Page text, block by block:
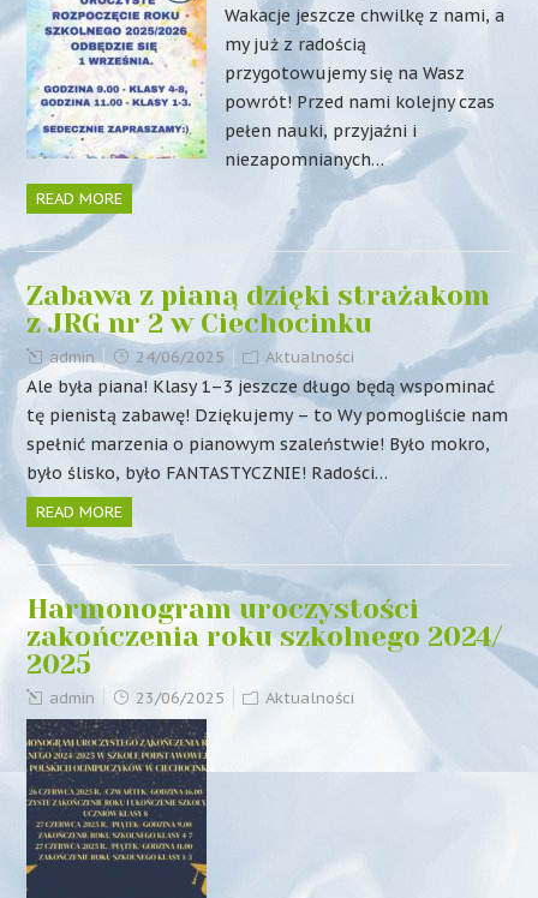
Wakacje jeszcze chwilkę z nami, a
my już z radością
przygotowujemy się na Wasz
powrót! Przed nami kolejny czas
pełen nauki, przyjaźni i
niezapomnianych…
READ MORE
Zabawa z pianą dzięki strażakom
z JRG nr 2 w Ciechocinku
admin 24/06/2025 Aktualności
Ale była piana! Klasy 1–3 jeszcze długo będą wspominać
tę pienistą zabawę! Dziękujemy – to Wy pomogliście nam
spełnić marzenia o pianowym szaleństwie! Było mokro,
było ślisko, było FANTASTYCZNIE! Radości…
READ MORE
Harmonogram uroczystości
zakończenia roku szkolnego 2024/
2025
admin 23/06/2025 Aktualności